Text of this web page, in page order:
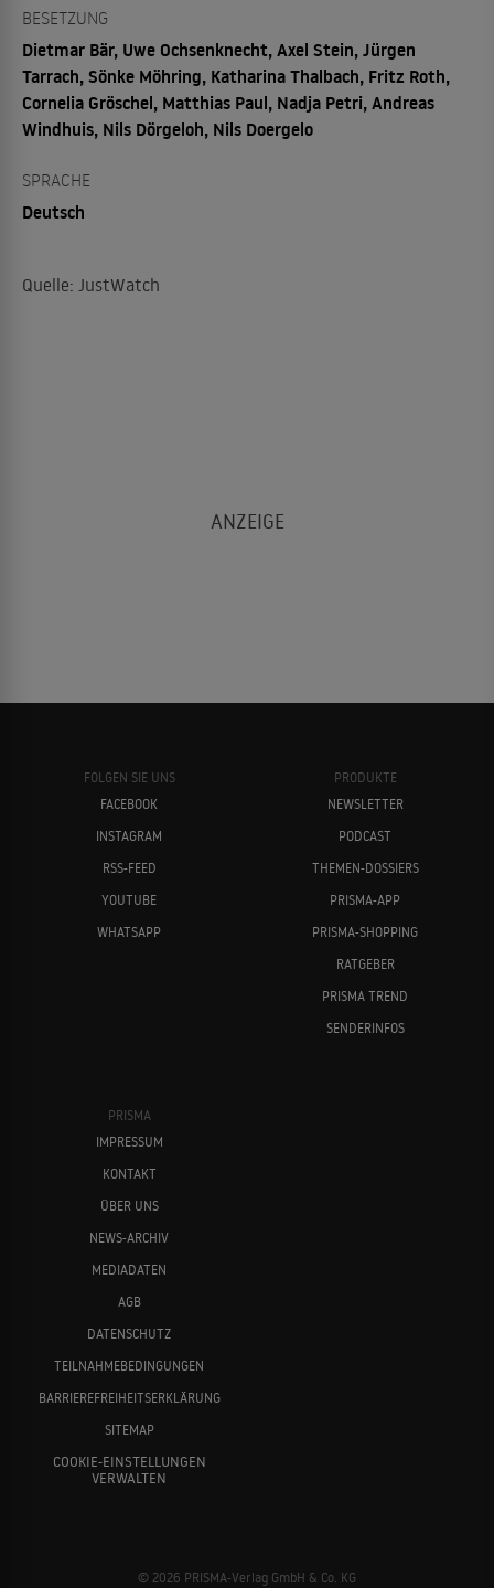
BESETZUNG
Dietmar Bär, Uwe Ochsenknecht, Axel Stein, Jürgen
Tarrach, Sönke Möhring, Katharina Thalbach, Fritz Roth,
Cornelia Gröschel, Matthias Paul, Nadja Petri, Andreas
Windhuis, Nils Dörgeloh, Nils Doergelo
SPRACHE
Deutsch
Quelle: JustWatch
FOLGEN SIE UNS
FACEBOOK
INSTAGRAM
RSS-FEED
YOUTUBE
WHATSAPP
PRODUKTE
NEWSLETTER
PODCAST
THEMEN-DOSSIERS
PRISMA-APP
PRISMA-SHOPPING
RATGEBER
PRISMA TREND
SENDERINFOS
PRISMA
IMPRESSUM
KONTAKT
ÜBER UNS
NEWS-ARCHIV
MEDIADATEN
AGB
DATENSCHUTZ
TEILNAHMEBEDINGUNGEN
BARRIEREFREIHEITSERKLÄRUNG
SITEMAP
COOKIE-EINSTELLUNGEN
VERWALTEN
© 2026 PRISMA-Verlag GmbH & Co. KG